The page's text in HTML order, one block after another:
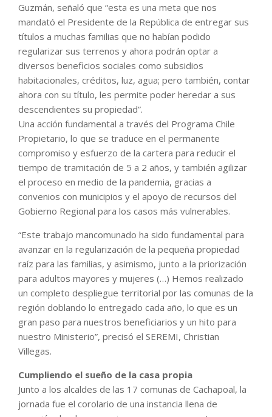
Guzmán, señaló que “esta es una meta que nos
mandató el Presidente de la República de entregar sus
títulos a muchas familias que no habían podido
regularizar sus terrenos y ahora podrán optar a
diversos beneficios sociales como subsidios
habitacionales, créditos, luz, agua; pero también, contar
ahora con su título, les permite poder heredar a sus
descendientes su propiedad”.
Una acción fundamental a través del Programa Chile
Propietario, lo que se traduce en el permanente
compromiso y esfuerzo de la cartera para reducir el
tiempo de tramitación de 5 a 2 años, y también agilizar
el proceso en medio de la pandemia, gracias a
convenios con municipios y el apoyo de recursos del
Gobierno Regional para los casos más vulnerables.
“Este trabajo mancomunado ha sido fundamental para
avanzar en la regularización de la pequeña propiedad
raíz para las familias, y asimismo, junto a la priorización
para adultos mayores y mujeres (…) Hemos realizado
un completo despliegue territorial por las comunas de la
región doblando lo entregado cada año, lo que es un
gran paso para nuestros beneficiarios y un hito para
nuestro Ministerio”, precisó el SEREMI, Christian
Villegas.
Cumpliendo el sueño de la casa propia
Junto a los alcaldes de las 17 comunas de Cachapoal, la
jornada fue el corolario de una instancia llena de